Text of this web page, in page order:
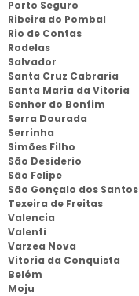
Porto Seguro
Ribeira do Pombal
Rio de Contas
Rodelas
Salvador
Santa Cruz Cabraria
Santa Maria da Vitoria
Senhor do Bonfim
Serra Dourada
Serrinha
Simões Filho
São Desiderio
São Felipe
São Gonçalo dos Santos
Texeira de Freitas
Valencia
Valenti
Varzea Nova
Vitoria da Conquista
Belém
Moju